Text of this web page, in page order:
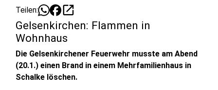
Teilen: open_in_new
Gelsenkirchen: Flammen in
Wohnhaus
Die Gelsenkirchener Feuerwehr musste am Abend
(20.1.) einen Brand in einem Mehrfamilienhaus in
Schalke löschen.